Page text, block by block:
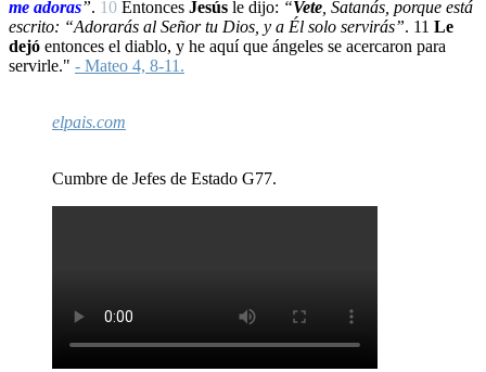
me adoras”. 10 Entonces Jesús le dijo: “Vete , Satanás, porque está
escrito: “Adorarás al Señor tu Dios, y a Él solo servirás”. 11 Le
dejó entonces el diablo, y he aquí que ángeles se acercaron para
servirle." - Mateo 4, 8-11.
elpais.com
Cumbre de Jefes de Estado G77.